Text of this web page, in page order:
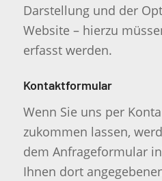
Darstellung und der
Website – hierzu
erfasst werden.
Kontaktformular
Wenn Sie uns per
zukommen lassen,
dem Anfrageformular
Ihnen dort